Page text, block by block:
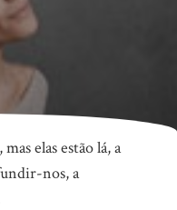
elas estão lá, a
nos, a